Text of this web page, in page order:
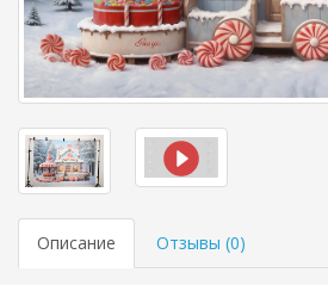
Описание Отзывы (0)